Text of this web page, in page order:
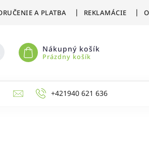
A PLATBA REKLAMÁCIE
Nákupný košík
Prázdny košík
ZIMNÉ ŠPORTY
+421940 621 636